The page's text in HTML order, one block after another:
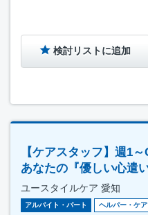
検討リストに追加
【ケアスタッフ】週1
あなたの『優しい心遣
ユースタイルケア 愛知
アルバイト・パート ヘルパー・ケ